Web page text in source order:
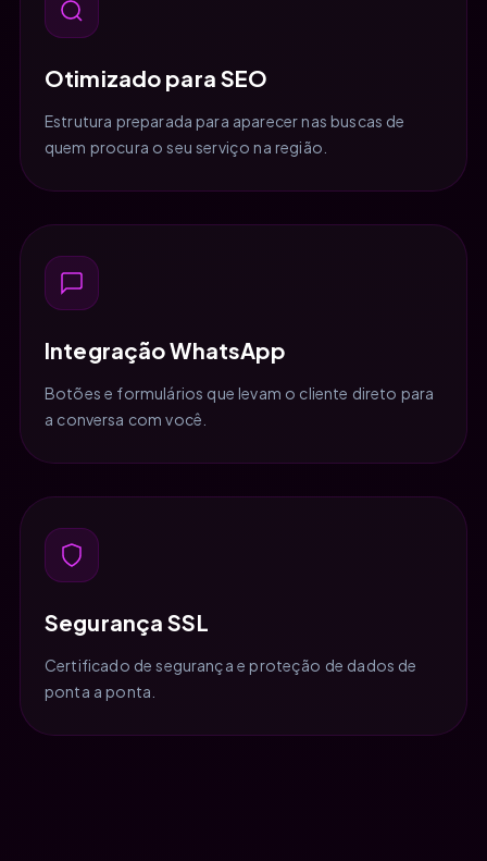
Otimizado para SEO
Estrutura preparada para aparecer nas buscas de
quem procura o seu serviço na região.
Integração WhatsApp
Botões e formulários que levam o cliente direto para
a conversa com você.
Segurança SSL
Certificado de segurança e proteção de dados de
ponta a ponta.